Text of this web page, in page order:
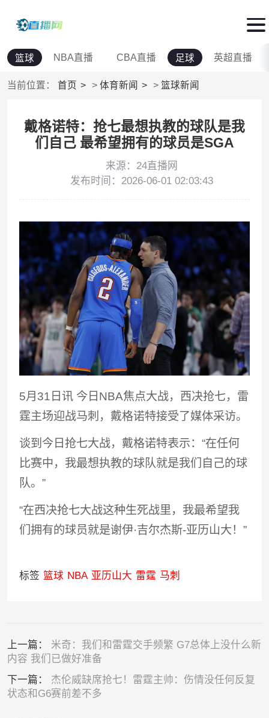
篮球 NBA直播 CBA直播 足球 英超直播
当前位置： 首页 > 体育新闻 > 篮球新闻
戴格诺特：抢七最想执教的球队是我
们自己 最希望拥有的球员是SGA
来源：24直播网
发布时间：2026-06-01 02:03:43
5月31日讯 今日NBA焦点大战，西决抢七，雷
霆主场迎战马刺，戴格诺特接受了媒体采访。
谈到今日抢七大战，戴格诺特表示：“在任何
比赛中，我最想执教的球队就是我们自己的球
队。”
“在西决抢七大战这种生死战里，我最希望我
们拥有的球员就是谢伊·吉尔杰斯-亚历山大！”
标签 篮球 NBA 亚历山大 雷霆 马刺
上一篇： 米奇：我们和雷霆交手频繁 G7总体上没什么新
内容 我们已做好准备
下一篇： 杰伦威缺席抢七！雷霆主帅：伤情没任何反复
状态和G6赛前差不多